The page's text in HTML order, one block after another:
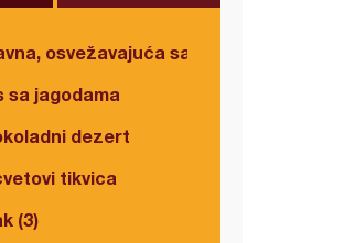
osvežavajuća salata
sa jagodama
dezert
tikvica
(3)